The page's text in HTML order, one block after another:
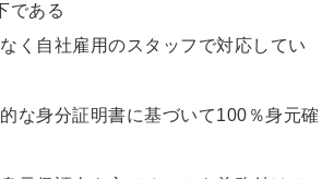
である
く自社雇用のスタッフで対応してい
な身分証明書に基づいて100％身元確